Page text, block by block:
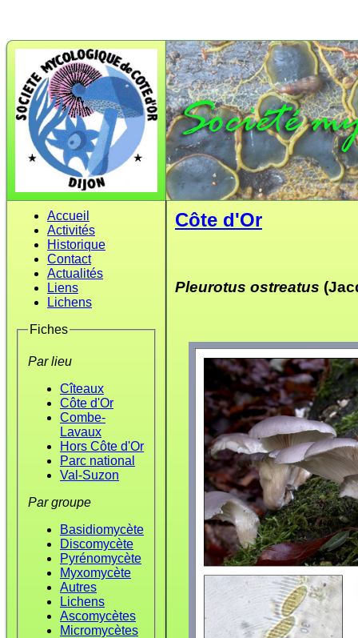
Accueil
Activités
Historique
Contact
Actualités
Liens
Lichens
Fiches
Par lieu
Cîteaux
Côte d'Or
Combe-
Lavaux
Hors Côte d'Or
Parc national
Val-Suzon
Par groupe
Basidiomycète
Discomycète
Pyrénomycète
Myxomycète
Autres
Lichens
Ascomycètes
Micromycètes
Côte d'Or
Pleurotus ostreatus